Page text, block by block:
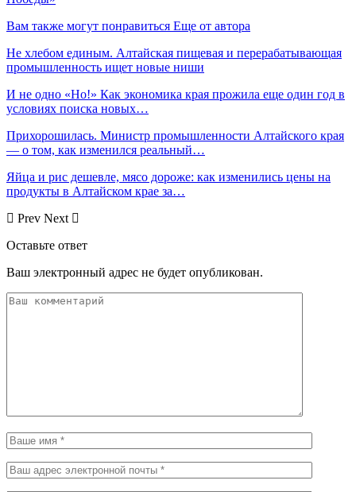
Вам также могут понравиться Еще от автора
Не хлебом единым. Алтайская пищевая и перерабатывающая
промышленность ищет новые ниши
И не одно «Но!» Как экономика края прожила еще один год в
условиях поиска новых…
Прихорошилась. Министр промышленности Алтайского края
— о том, как изменился реальный…
Яйца и рис дешевле, мясо дороже: как изменились цены на
продукты в Алтайском крае за…
Prev Next
Оставьте ответ
Ваш электронный адрес не будет опубликован.